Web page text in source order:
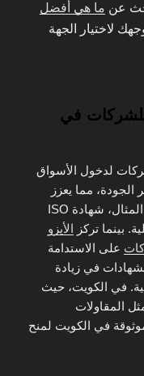
عن ما هي أفضل
لاختيار الجهة
للشركات في
لدخول الأسواق
الجودة، مما يعزز
الثقة لدى العملاء والشركاء. على سبيل المثال، شهادة ISO
الأيزو
على الاستدامة
في زيادة
في الكويت، حيث
المقاولات
في الكويت لمنح